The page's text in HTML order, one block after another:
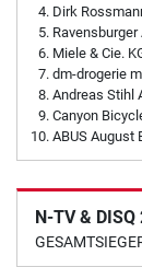
Dirk
Ravensburger
Miele & Cie.
dm-drogerie
Andreas Stihl
Canyon
ABUS August
N-TV & DISQ